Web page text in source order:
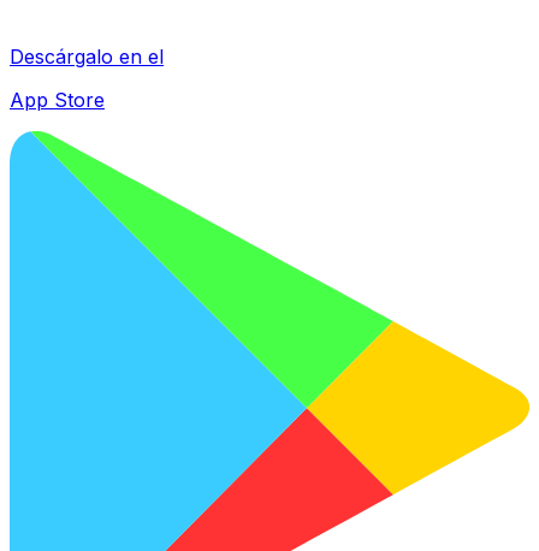
Descárgalo en el
App Store